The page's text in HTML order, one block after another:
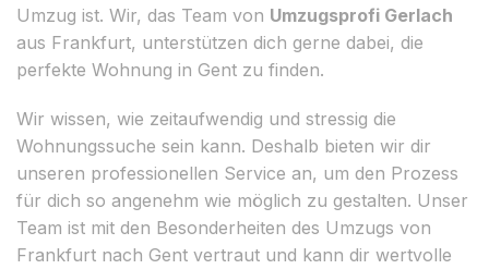
Umzug ist. Wir, das Team von Umzugsprofi Gerlach
aus Frankfurt, unterstützen dich gerne dabei, die
perfekte Wohnung in Gent zu finden.
Wir wissen, wie zeitaufwendig und stressig die
Wohnungssuche sein kann. Deshalb bieten wir dir
unseren professionellen Service an, um den Prozess
für dich so angenehm wie möglich zu gestalten. Unser
Team ist mit den Besonderheiten des Umzugs von
Frankfurt nach Gent vertraut und kann dir wertvolle